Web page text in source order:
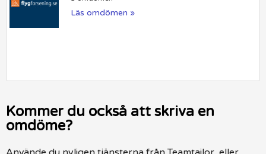
Läs omdömen »
Kommer du också att skriva en
omdöme?